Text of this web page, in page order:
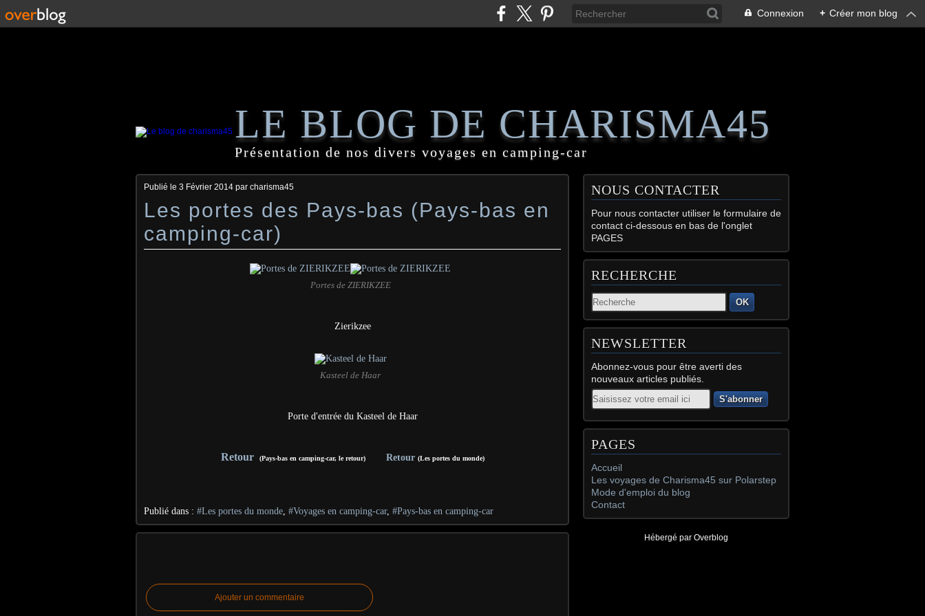
Connexion + Créer mon blog
LE BLOG DE CHARISMA45
Présentation de nos divers voyages en camping-car
Publié le 3 Février 2014 par charisma45
Les portes des Pays-bas (Pays-bas en
camping-car)
Portes de ZIERIKZEE
Zierikzee
Kasteel de Haar
Porte d'entrée du Kasteel de Haar
Retour (Pays-bas en camping-car, le retour) Retour (Les portes du monde)
Publié dans : #Les portes du monde, #Voyages en camping-car, #Pays-bas en camping-car
Ajouter un commentaire
NOUS CONTACTER
Pour nous contacter utiliser le formulaire de
contact ci-dessous en bas de l'onglet
PAGES
RECHERCHE
OK
NEWSLETTER
Abonnez-vous pour être averti des
nouveaux articles publiés.
Email
PAGES
Accueil
Les voyages de Charisma45 sur Polarstep
Mode d'emploi du blog
Contact
Hébergé par Overblog